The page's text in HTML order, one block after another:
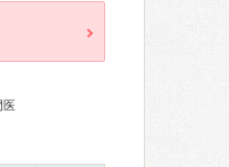
医